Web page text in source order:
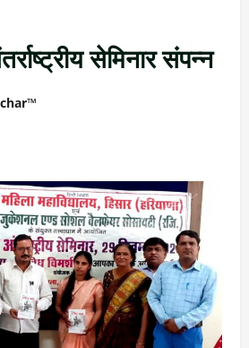
सेमिनार संपन्न